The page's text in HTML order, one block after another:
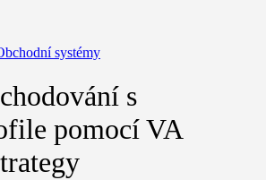
systémy
s
pomocí VA